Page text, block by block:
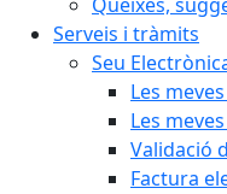
Serveis i tràmits
Seu
Les
Les
Validació
Factura